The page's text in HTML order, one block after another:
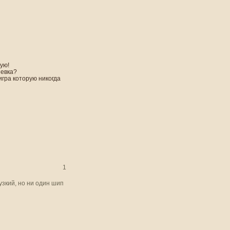
которую никогда
1
но ни один шип